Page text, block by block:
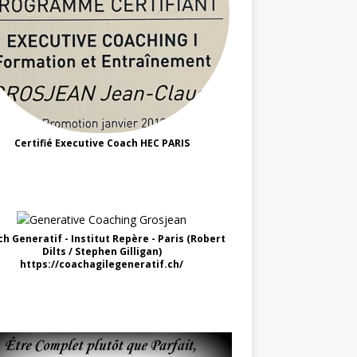
Certifié Executive Coach HEC PARIS
Generatif - Institut Repère - Paris (Robert
Dilts / Stephen Gilligan)
https://coachagilegeneratif.ch/